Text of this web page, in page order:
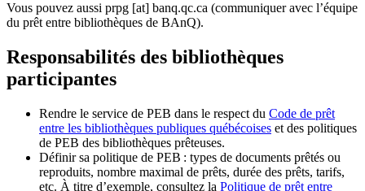
Vous pouvez aussi prpg [at] banq.qc.ca (communiquer avec l’équipe
du prêt entre bibliothèques de BAnQ).
Responsabilités des bibliothèques
participantes
Rendre le service de PEB dans le respect du Code de prêt
entre les bibliothèques publiques québécoises et des politiques
de PEB des bibliothèques prêteuses.
Définir sa politique de PEB : types de documents prêtés ou
reproduits, nombre maximal de prêts, durée des prêts, tarifs,
etc. À titre d’exemple, consultez la Politique de prêt entre